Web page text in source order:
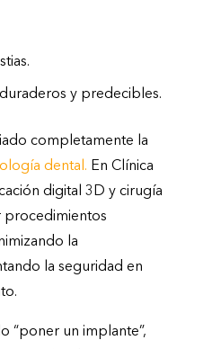
y predecibles.
completamente la
dental. En Clínica
digital 3D y cirugía
procedimientos
la
la seguridad en
“poner un implante”,